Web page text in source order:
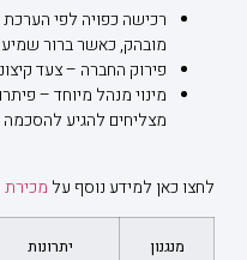
רכישה כפויה לפי
מובהק, כאשר ברור
פירוק החברה – צעד
מינוי מנהל מיוחד –
מצליחים להגיע להסכמה
לחצו כאן למידע נוסף על מכירת
מנגנון יתרונות